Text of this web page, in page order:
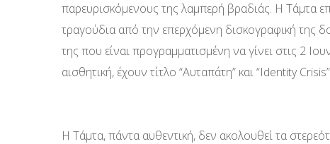
παρευρισκόμενους της λαμπερή βραδιάς. Η Τάμτα
τραγούδια από την επερχόμενη δισκογραφική της
της που είναι προγραμματισμένη να γίνει στις 2
αισθητική, έχουν τίτλο “Αυταπάτη” και “Identity
Η Τάμτα, πάντα αυθεντική, δεν ακολουθεί τα